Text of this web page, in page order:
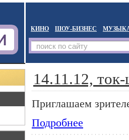
КИНО ШОУ-БИЗНЕС
14.11.12,
Приглашаем
Подробнее